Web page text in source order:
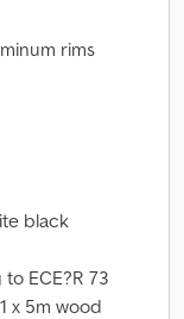
rims
black
ECE?R 73
x 5m wood